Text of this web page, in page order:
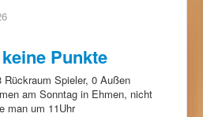
Punkte
Rückraum Spieler, 0 Außen
am Sonntag in Ehmen, nicht
man um 11Uhr